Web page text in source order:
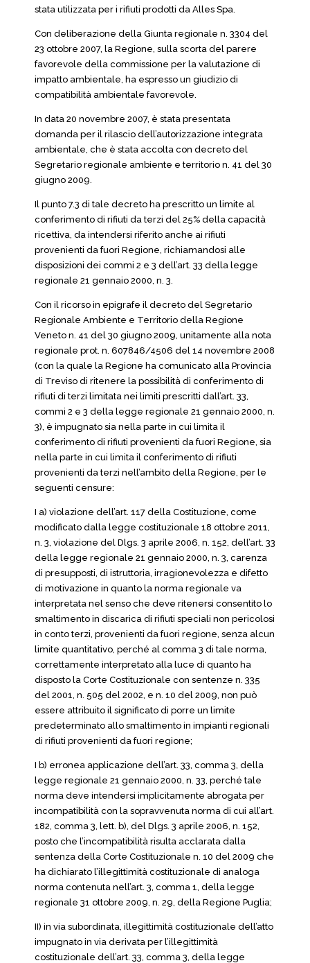
stata utilizzata per i rifiuti prodotti da Alles Spa.
Con deliberazione della Giunta regionale n. 3304 del
23 ottobre 2007, la Regione, sulla scorta del parere
favorevole della commissione per la valutazione di
impatto ambientale, ha espresso un giudizio di
compatibilità ambientale favorevole.
In data 20 novembre 2007, è stata presentata
domanda per il rilascio dell’autorizzazione integrata
ambientale, che è stata accolta con decreto del
Segretario regionale ambiente e territorio n. 41 del 30
giugno 2009.
Il punto 7.3 di tale decreto ha prescritto un limite al
conferimento di rifiuti da terzi del 25% della capacità
ricettiva, da intendersi riferito anche ai rifiuti
provenienti da fuori Regione, richiamandosi alle
disposizioni dei commi 2 e 3 dell’art. 33 della legge
regionale 21 gennaio 2000, n. 3.
Con il ricorso in epigrafe il decreto del Segretario
Regionale Ambiente e Territorio della Regione
Veneto n. 41 del 30 giugno 2009, unitamente alla nota
regionale prot. n. 607846/4506 del 14 novembre 2008
(con la quale la Regione ha comunicato alla Provincia
di Treviso di ritenere la possibilità di conferimento di
rifiuti di terzi limitata nei limiti prescritti dall’art. 33,
commi 2 e 3 della legge regionale 21 gennaio 2000, n.
3), è impugnato sia nella parte in cui limita il
conferimento di rifiuti provenienti da fuori Regione, sia
nella parte in cui limita il conferimento di rifiuti
provenienti da terzi nell’ambito della Regione, per le
seguenti censure:
I a) violazione dell’art. 117 della Costituzione, come
modificato dalla legge costituzionale 18 ottobre 2011,
n. 3, violazione del Dlgs. 3 aprile 2006, n. 152, dell’art. 33
della legge regionale 21 gennaio 2000, n. 3, carenza
di presupposti, di istruttoria, irragionevolezza e difetto
di motivazione in quanto la norma regionale va
interpretata nel senso che deve ritenersi consentito lo
smaltimento in discarica di rifiuti speciali non pericolosi
in conto terzi, provenienti da fuori regione, senza alcun
limite quantitativo, perché al comma 3 di tale norma,
correttamente interpretato alla luce di quanto ha
disposto la Corte Costituzionale con sentenze n. 335
del 2001, n. 505 del 2002, e n. 10 del 2009, non può
essere attribuito il significato di porre un limite
predeterminato allo smaltimento in impianti regionali
di rifiuti provenienti da fuori regione;
I b) erronea applicazione dell’art. 33, comma 3, della
legge regionale 21 gennaio 2000, n. 33, perché tale
norma deve intendersi implicitamente abrogata per
incompatibilità con la sopravvenuta norma di cui all’art.
182, comma 3, lett. b), del Dlgs. 3 aprile 2006, n. 152,
posto che l’incompatibilità risulta acclarata dalla
sentenza della Corte Costituzionale n. 10 del 2009 che
ha dichiarato l’illegittimità costituzionale di analoga
norma contenuta nell’art. 3, comma 1, della legge
regionale 31 ottobre 2009, n. 29, della Regione Puglia;
II) in via subordinata, illegittimità costituzionale dell’atto
impugnato in via derivata per l’illegittimità
costituzionale dell’art. 33, comma 3, della legge